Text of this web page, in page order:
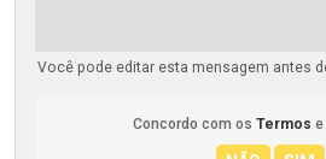
Você pode editar esta mensagem antes
Concordo com os Termos e